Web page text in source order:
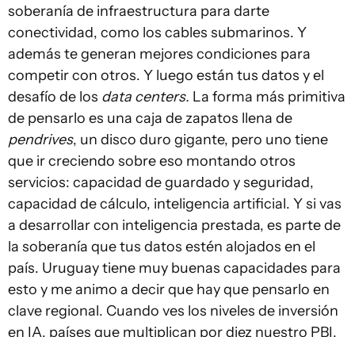
soberanía de infraestructura para darte
conectividad, como los cables submarinos. Y
además te generan mejores condiciones para
competir con otros. Y luego están tus datos y el
desafío de los data centers. La forma más primitiva
de pensarlo es una caja de zapatos llena de
pendrives, un disco duro gigante, pero uno tiene
que ir creciendo sobre eso montando otros
servicios: capacidad de guardado y seguridad,
capacidad de cálculo, inteligencia artificial. Y si vas
a desarrollar con inteligencia prestada, es parte de
la soberanía que tus datos estén alojados en el
país. Uruguay tiene muy buenas capacidades para
esto y me animo a decir que hay que pensarlo en
clave regional. Cuando ves los niveles de inversión
en IA, países que multiplican por diez nuestro PBI,